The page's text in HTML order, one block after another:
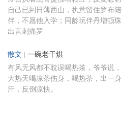
自己已到日薄西山，执意留住罗布陪
伴，不愿他入学；同龄玩伴丹增顿珠
出言刺痛罗
散文 一碗老干烘
有风无风都不耽误喝热茶，爷爷说，
大热天喝凉茶伤身，喝热茶，出一身
汗，反倒凉快。